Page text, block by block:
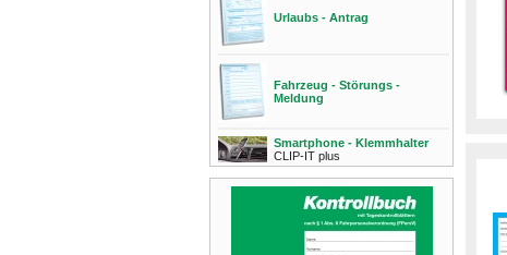
Urlaubs - Antrag
Fahrzeug - Störungs -
Meldung
Smartphone - Klemmhalter
CLIP-IT plus